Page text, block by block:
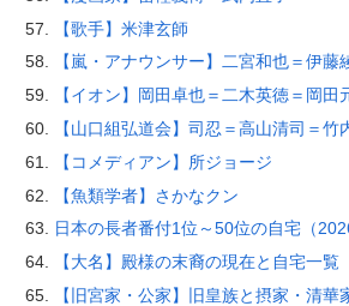
【歌手】米津玄師
【嵐・アナウンサー】二宮和也＝伊藤
【イオン】岡田卓也＝二木英徳＝岡田
【山口組弘道会】司忍＝高山清司＝竹
【コメディアン】所ジョージ
【魚類学者】さかなクン
日本の長者番付1位～50位の自宅（
【大名】殿様の末裔の現在と自宅一覧
【旧宮家・公家】旧皇族と摂家・清華